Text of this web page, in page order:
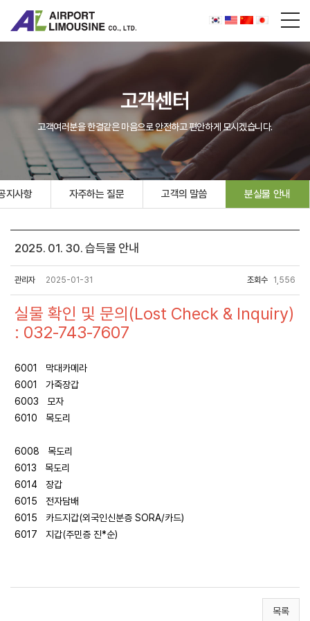
고객센터
고객여러분을 한결같은 마음으로 안전하고 편안하게 모시겠습니다.
지사항 자주하는 질문 고객의 말씀 분실물 안내
2025. 01. 30. 습득물 안내
관리자 2025-01-31 조회수 1,556
실물 확인 및 문의(Lost Check & Inquiry)
: 032-743-7607
6001 막대카메라
6001 가죽장갑
6003 모자
6010 목도리
6008 목도리
6013 목도리
6014 장갑
6015 전자담배
6015 카드지갑(외국인신분증 SORA/카드)
6017 지갑(주민증 진*순)
목록